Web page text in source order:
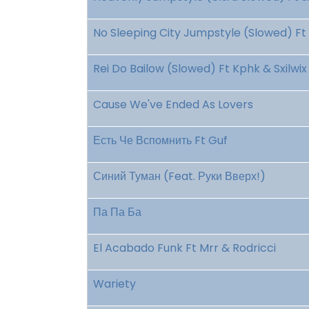
No Sleeping City Jumpstyle (Slowed)
Rei Do Bailow (Slowed) Ft Kphk &
Cause We've Ended As Lovers
Есть Че Вспомнить Ft Guf
Синий Туман (Feat. Руки Вверх!)
Па Па Ба
El Acabado Funk Ft Mrr & Rodricci
Wariety